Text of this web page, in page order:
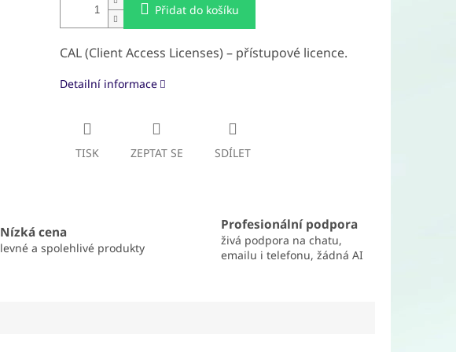
Přidat do košíku
CAL (Client Access Licenses) – přístupové licence.
Detailní informace
TISK ZEPTAT SE SDÍLET
Nízká cena
levné a spolehlivé produkty
Profesionální podpora
živá podpora na chatu,
emailu i telefonu, žádná AI